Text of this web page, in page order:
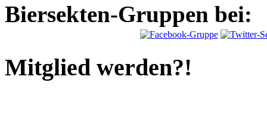
Biersekten-Gruppen bei:
Mitglied werden?!